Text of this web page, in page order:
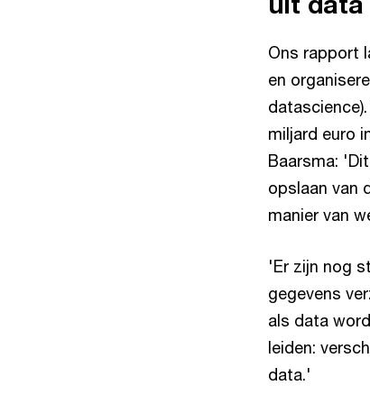
Ons rapport
en
miljard euro
Baarsma:
opslaan van
manier van
'Er zijn nog
gegevens
als data
leiden:
data.'